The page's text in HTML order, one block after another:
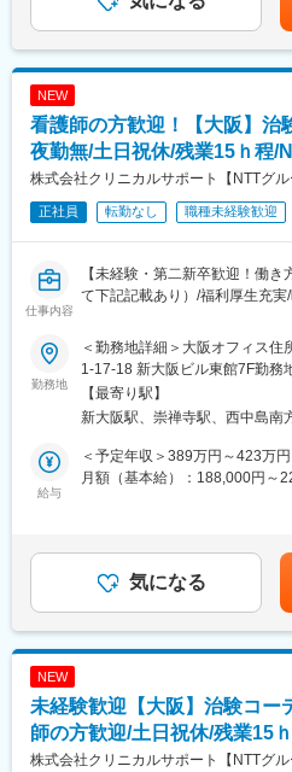
e-ラーニングの研修制度を導入
変更の範囲：会社の定める業務
・送迎
■魅力
・サービス改善に向けて様々な
ご利用者様を一番理解している
で、皆様のご提案に対して必ず
立して良いサイクルを生むた
いたします。
心してスタートできます。
・給与・賞与・各種手当など待
職務手当：～50,000円
役職手当：～40,000円
夜間手当：20,000円（1回
処遇改善加算手当：35,000円～
NEW
看護師の方歓迎！【大阪】治
夜勤無/土日祝休/残業15ｈ程/
株式会社クリニカルサポート【NTTグル
正社員 転勤なし 職種未経験歓迎
仕事内容
【未経験・第二新卒歓迎！働
て下記記載あり）/福利厚生充
■業務内容
医療機関内で患者様や医師、各
業務を行い、製薬会社と医療機
験）のスムーズな進行を支援し
・患者様に対して：
治験の説明補助や治験スケジュ
的なケア
・製薬会社担当者に対して：
実施している治験に関する情報
品など大規模病院ならではのプ
す。
勤務地
＜勤務地詳細＞大阪オフィス
1-17-18 新大阪ビル東館7F勤務
煙対策：屋内全面禁煙変更の範
【最寄り駅】
新大阪駅、崇禅寺駅、西中島南
給与
＜予定年収＞389万円～423万
月額（基本給）：188,000円～
業手当＞有＜給与補足＞■優秀
月の報奨金あり（月3人程度）
+距離に応じて支給）■入社5年
代別）■入社7年目リーダー、
はあくまでも目安の金額であり
気になる
NEW
未経験歓迎【大阪】治験コー
師の方歓迎/土日祝休/残業15
株式会社クリニカルサポート【NTTグル